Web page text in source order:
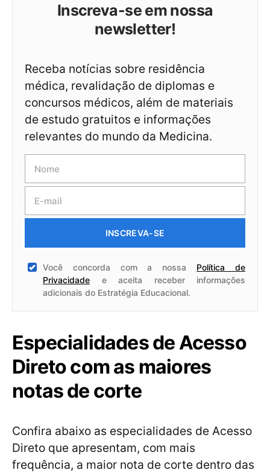
Inscreva-se em nossa
newsletter!
Receba notícias sobre residência
médica, revalidação de diplomas e
concursos médicos, além de materiais
de estudo gratuitos e informações
relevantes do mundo da Medicina.
INSCREVA-SE
Você concorda com a nossa Política de
Privacidade e aceita receber informações
adicionais do Estratégia Educacional.
Especialidades de Acesso
Direto com as maiores
notas de corte
Confira abaixo as especialidades de Acesso
Direto que apresentam, com mais
frequência, a maior nota de corte dentro das